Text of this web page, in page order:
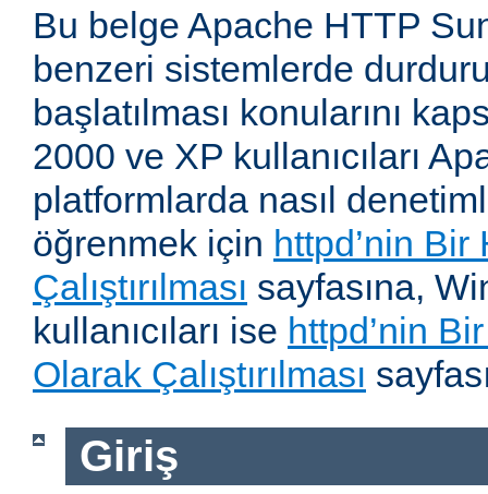
Bu belge Apache HTTP
benzeri sistemlerde
başlatılması konularını
2000 ve XP kullanıcıları
platformlarda nasıl
öğrenmek için httpd’nin
Çalıştırılması sayfasına,
kullanıcıları ise httpd’nin
Olarak Çalıştırılması
Giriş